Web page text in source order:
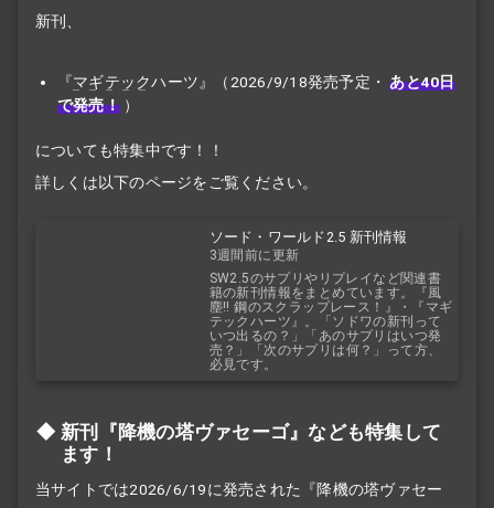
新刊、
『マギテックハーツ』（2026/9/18発売予定・ あと40日
で発売！ ）
についても特集中です！！
詳しくは以下のページをご覧ください。
ソード・ワールド2.5 新刊情報
3週間前に更新
SW2.5のサプリやリプレイなど関連書
籍の新刊情報をまとめています。『風
塵!! 鋼のスクラップレース！』・『マギ
テックハーツ』。「ソドワの新刊って
いつ出るの？」「あのサプリはいつ発
売？」「次のサプリは何？」って方、
必見です。
新刊『降機の塔ヴァセーゴ』なども特集して
ます！
当サイトでは2026/6/19に発売された『降機の塔ヴァセー